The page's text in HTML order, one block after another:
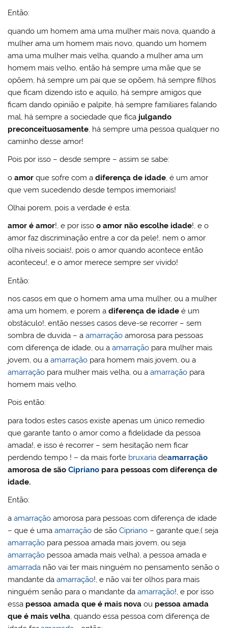
Então:
quando um homem ama uma mulher mais nova, quando a
mulher ama um homem mais novo, quando um homem
ama uma mulher mais velha, quando a mulher ama um
homem mais velho, então há sempre uma mãe que se
opõem, há sempre um pai que se opõem, há sempre filhos
que ficam dizendo isto e aquilo, há sempre amigos que
ficam dando opinião e palpite, há sempre familiares falando
mal, há sempre a sociedade que fica julgando
preconceituosamente, há sempre uma pessoa qualquer no
caminho desse amor!
Pois por isso – desde sempre – assim se sabe:
oamor que sofre com adiferença de idade , é um amor
que vem sucedendo desde tempos imemoriais!
Olhai porem, pois a verdade é esta:
amor é amor!, e por issoo amor não escolhe idade!, e o
amor faz discriminação entre a cor da pele!, nem o amor
olha níveis sociais!, pois o amor quando acontece então
aconteceu!, e o amor merece sempre ser vivido!
Então:
nos casos em que o homem ama uma mulher, ou a mulher
ama um homem, e porem adiferença de idade é um
obstáculo!, então nesses casos deve-se recorrer – sem
sombra de duvida – aamarração amorosa para pessoas
com diferença de idade, ou aamarração para mulher mais
jovem, ou aamarração para homem mais jovem, ou a
amarração para mulher mais velha, ou aamarração para
homem mais velho.
Pois então:
para todos estes casos existe apenas um único remedio
que garante tanto o amor como a fidelidade da pessoa
amada!, e isso é recorrer – sem hesitação nem ficar
perdendo tempo ! – da mais forte bruxaria deamarração
amorosa de sãoCipriano para pessoas com diferença de
idade.
Então:
aamarração amorosa para pessoas com diferença de idade
– que é umaamarração de sãoCipriano – garante que,( seja
amarração para pessoa amada mais jovem, ou seja
amarração pessoa amada mais velha), a pessoa amada e
amarrada não vai ter mais ninguém no pensamento senão o
mandante daamarração!, e não vai ter olhos para mais
ninguém senão para o mandante daamarração!, e por isso
essa pessoa amada que é mais nova ou pessoa amada
que é mais velha, quando essa pessoa com diferença de